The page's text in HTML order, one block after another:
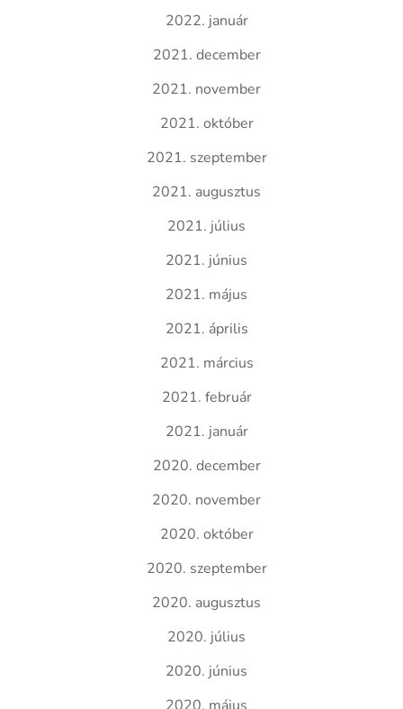
2022. január
2021. december
2021. november
2021. október
2021. szeptember
2021. augusztus
2021. július
2021. június
2021. május
2021. április
2021. március
2021. február
2021. január
2020. december
2020. november
2020. október
2020. szeptember
2020. augusztus
2020. július
2020. június